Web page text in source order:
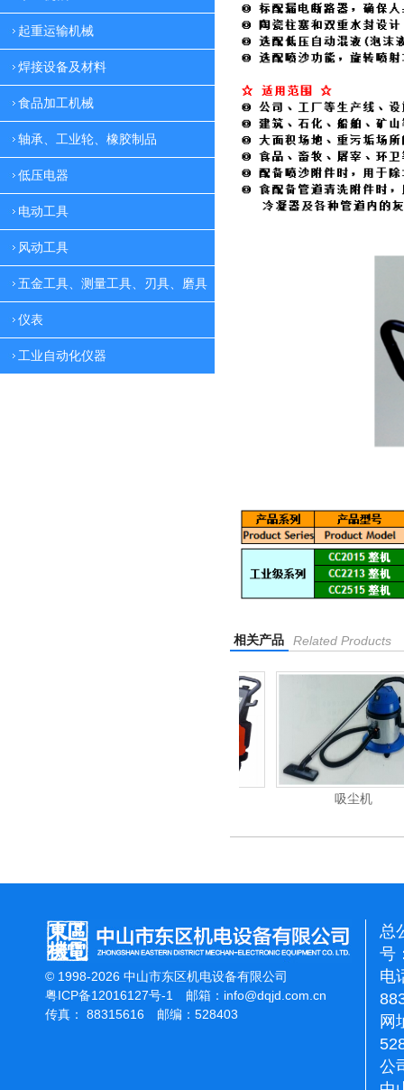
起重运输机械
焊接设备及材料
食品加工机械
轴承、工业轮、橡胶制品
低压电器
电动工具
风动工具
五金工具、测量工具、刃具、磨具
仪表
工业自动化仪器
相关产品 Related Products
吸尘机
© 1998-2026 中山市东区机电设备有限公司
粤ICP备12016127号-1 邮箱： info@dqjd.com.cn
传真： 88315616 邮编：528403
总
号
电
网
公